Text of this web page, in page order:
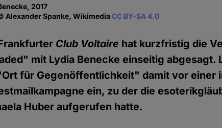
2017
Alexander Spanke, WikimediaCC BY-SA 4.0
Club Voltaire hat kurzfristig die
mit Lydia Benecke einseitig abgesagt.
für Gegenöffentlichkeit" damit vor einer
ein, zu der die
Huber aufgerufen hatte.